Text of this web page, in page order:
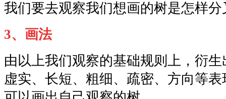
我们要去观察我们想画的树是怎样分
3、画法
由以上我们观察的基础规则上，衍
虚实、长短、粗细、疏密、方向等